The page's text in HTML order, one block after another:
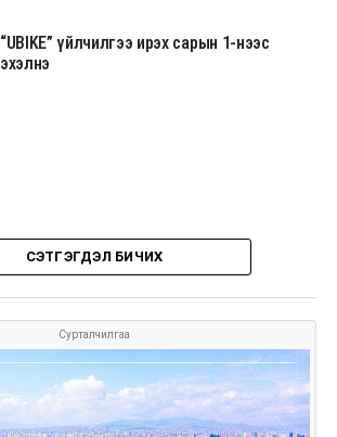
“UBIKE” үйлчилгээ ирэх сарын 1-нээс
эхэлнэ
СЭТГЭГДЭЛ БИЧИХ
Сурталчилгаа